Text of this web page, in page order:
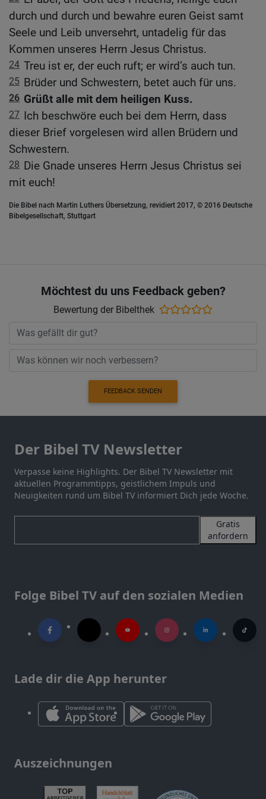
durch und durch und bewahre euren Geist samt
Seele und Leib unversehrt, untadelig für das
Kommen unseres Herrn Jesus Christus.
24 Treu ist er, der euch ruft; er wird’s auch tun.
25 Brüder und Schwestern, betet auch für uns.
26 Grüßt alle mit dem heiligen Kuss.
27 Ich beschwöre euch bei dem Herrn, dass
dieser Brief vorgelesen wird allen Brüdern und
Schwestern.
28 Die Gnade unseres Herrn Jesus Christus sei
mit euch!
Die Bibel nach Martin Luthers Übersetzung, revidiert 2017, © 2016 Deutsche
Bibelgesellschaft, Stuttgart
Möchtest du uns Feedback geben?
Bewertung der Bibelthek
FEEDBACK SENDEN
Der Bibel TV Newsletter
Verpasse keine Highlights. Der Bibel TV Newsletter mit
aktuellen Programmtipps, geistlichem Impuls und
Neuigkeiten rund um Bibel TV informiert Dich jede Woche.
Gratis
anfordern
Folge Bibel TV auf den sozialen Medien
Lade dir die App herunter
Auszeichnungen